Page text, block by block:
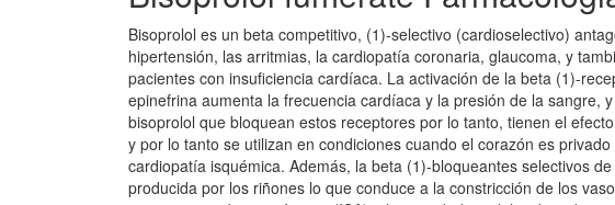
Bisoprolol es un beta competitivo, (1)-selectivo (cardioselectivo)
hipertensión, las arritmias, la cardiopatía coronaria, glaucoma, y
pacientes con insuficiencia cardíaca. La activación de la beta (1)-
epinefrina aumenta la frecuencia cardíaca y la presión de la sangre,
bisoprolol que bloquean estos receptores por lo tanto, tienen el
y por lo tanto se utilizan en condiciones cuando el corazón es
cardiopatía isquémica. Además, la beta (1)-bloqueantes selectivos
producida por los riñones lo que conduce a la constricción de los